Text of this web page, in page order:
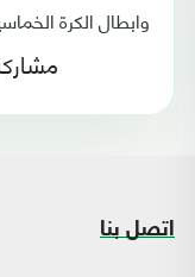
وابطال الكرة
اتصل بنا